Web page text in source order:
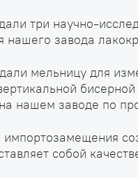
три научно-
нашего завода
мельницу для
нашем заводе по
собой